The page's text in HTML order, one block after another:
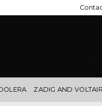
ZADIG AND